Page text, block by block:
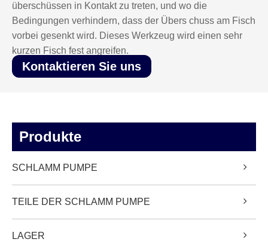
überschüssen in Kontakt zu treten, und wo die
Bedingungen verhindern, dass der Übers chuss am Fisch
vorbei gesenkt wird. Dieses Werkzeug wird einen sehr
kurzen Fisch fest angreifen.
Kontaktieren Sie uns
Produkte
SCHLAMM PUMPE
TEILE DER SCHLAMM PUMPE
LAGER